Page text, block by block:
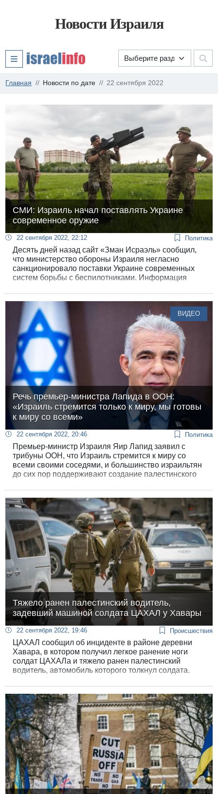
Новости Израиля
Главная Новости по дате 22 сентября 2022
СМИ: Израиль начал поставлять Украине
современное оружие
22 сентября 2022, 22:12 Политика
Десять дней назад сайт «Зман Исраэль» сообщил,
что министерство обороны Израиля негласно
санкционировало поставки Украине современных
систем борьбы с беспилотниками. Информация
министерство обороны ее не опровергает.
Предполагают, что так Израиль отвечает на закупку
Россией иранских дронов - и не случайно «утечка» о
поставках появилась одновременно с публикациями
о применении иранских БПЛА российскими
войсками в Украине.
ВИДЕО
Речь премьер-министра Лапида в ООН:
«Израиль стремится только к миру, мы готовы
к миру со всеми»
22 сентября 2022, 20:46 Политика
Премьер-министр Израиля Яир Лапид заявил с
трибуны ООН, что Израиль стремится к миру со
всеми своими соседями, и большинство израильтян
до сих пор поддерживают создание палестинского
угрозами для Израиля он назвал иранскую ядерную
программу и распространяемую антисемитами ложь
об Израиле.
Тяжело ранен палестинский водитель,
задевший машиной солдата ЦАХАЛ у Хавары
22 сентября 2022, 19:46 Происшествия
ЦАХАЛ сообщил об инциденте в районе деревни
Хавара, в котором получил легкое ранение ноги
солдат ЦАХАЛа и тяжело ранен палестинский
водитель, автомобиль которого толкнул солдата.
умышленным либо речь шла об обычном ДТП.